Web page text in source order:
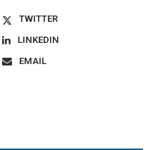
TWITTER
LINKEDIN
EMAIL